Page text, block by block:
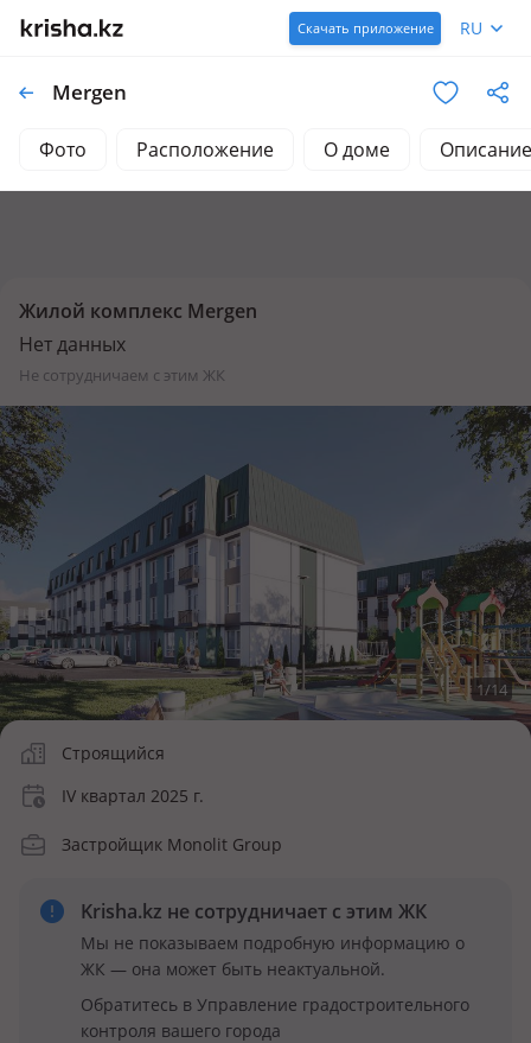
Скачать приложение RU
Mergen
Фото Расположение О доме Описание
Жилой комплекс Mergen
Нет данных
не сотрудничаем с этим ЖК
1/14
Строящийся
IV квартал 2025 г.
Застройщик Monolit Group
Krisha.kz не сотрудничает с этим ЖК
Мы не показываем подробную информацию о
ЖК — она может быть неактуальной.
Обратитесь в Управление градостроительного
контроля вашего города